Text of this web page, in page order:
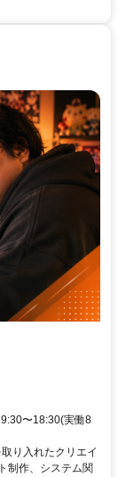
〜18:30(実働8
り入れたクリエイ
制作、システム関